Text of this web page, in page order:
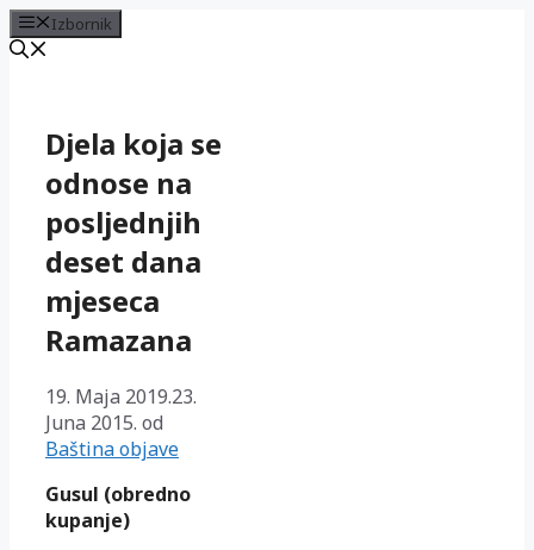
Izbornik
sadržajDjela koja se
odnose na
posljednjih
deset dana
mjeseca
Ramazana
19. Maja 2019.23.
Juna 2015. od
Baština objave
Gusul (obredno
kupanje)